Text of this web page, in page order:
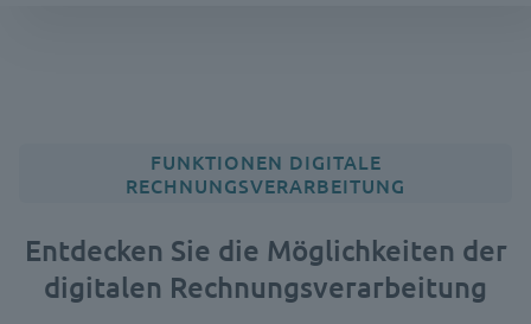
FUNKTIONEN DIGITALE
RECHNUNGSVERARBEITUNG
Entdecken Sie die Möglichkeiten der
digitalen Rechnungsverarbeitung